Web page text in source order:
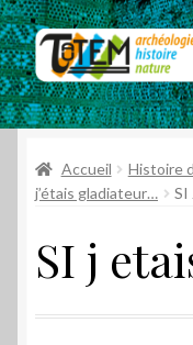
Aller
à
la
navigation
Aller
au
contenu
Accueil
Choix par genre
Promos
Accueil Histoire
j’étais gladiateur…
SI
SI j